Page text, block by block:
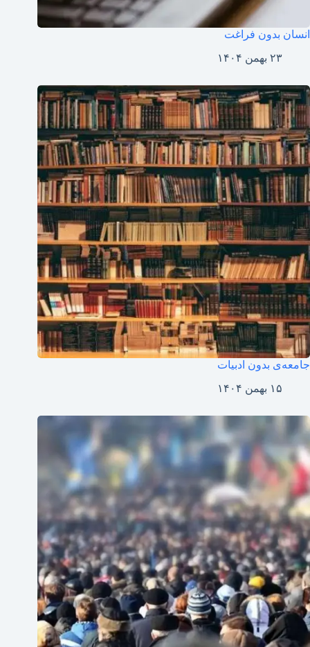
انسان بدون فراغت
۲۳ بهمن ۱۴۰۴
جامعه‌ی بدون ادبیات
۱۵ بهمن ۱۴۰۴